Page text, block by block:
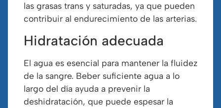
las grasas trans y saturadas, ya que pueden
contribuir al endurecimiento de las arterias.
Hidratación adecuada
El agua es esencial para mantener la fluidez
de la sangre. Beber suficiente agua a lo
largo del día ayuda a prevenir la
deshidratación, que puede espesar la